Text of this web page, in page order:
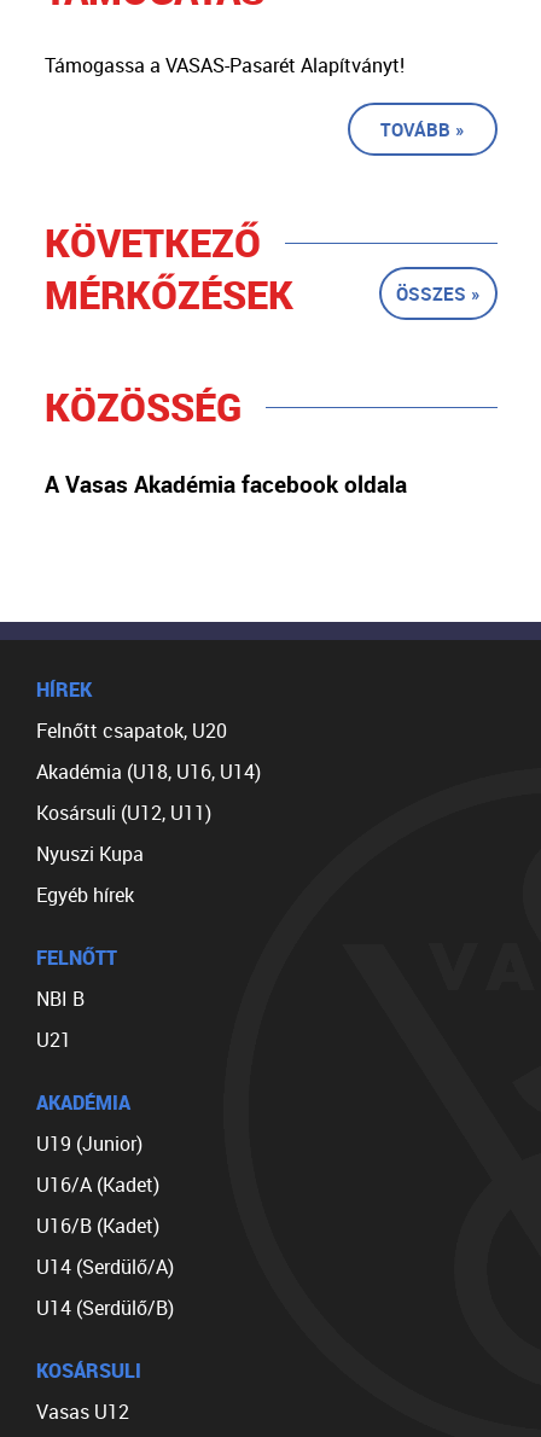
Támogassa a VASAS-Pasarét Alapítványt!
TOVÁBB »
KÖVETKEZŐ
MÉRKŐZÉSEK
ÖSSZES »
KÖZÖSSÉG
A Vasas Akadémia facebook oldala
HÍREK
Felnőtt csapatok, U20
Akadémia (U18, U16, U14)
Kosársuli (U12, U11)
Nyuszi Kupa
Egyéb hírek
FELNŐTT
NBI B
U21
AKADÉMIA
U19 (Junior)
U16/A (Kadet)
U16/B (Kadet)
U14 (Serdülő/A)
U14 (Serdülő/B)
KOSÁRSULI
Vasas U12